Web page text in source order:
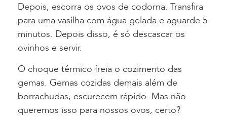
Depois, escorra os ovos de codorna. Transfira
para uma vasilha com água gelada e aguarde 5
minutos. Depois disso, é só descascar os
ovinhos e servir.
O choque térmico freia o cozimento das
gemas. Gemas cozidas demais além de
borrachudas, escurecem rápido. Mas não
queremos isso para nossos ovos, certo?